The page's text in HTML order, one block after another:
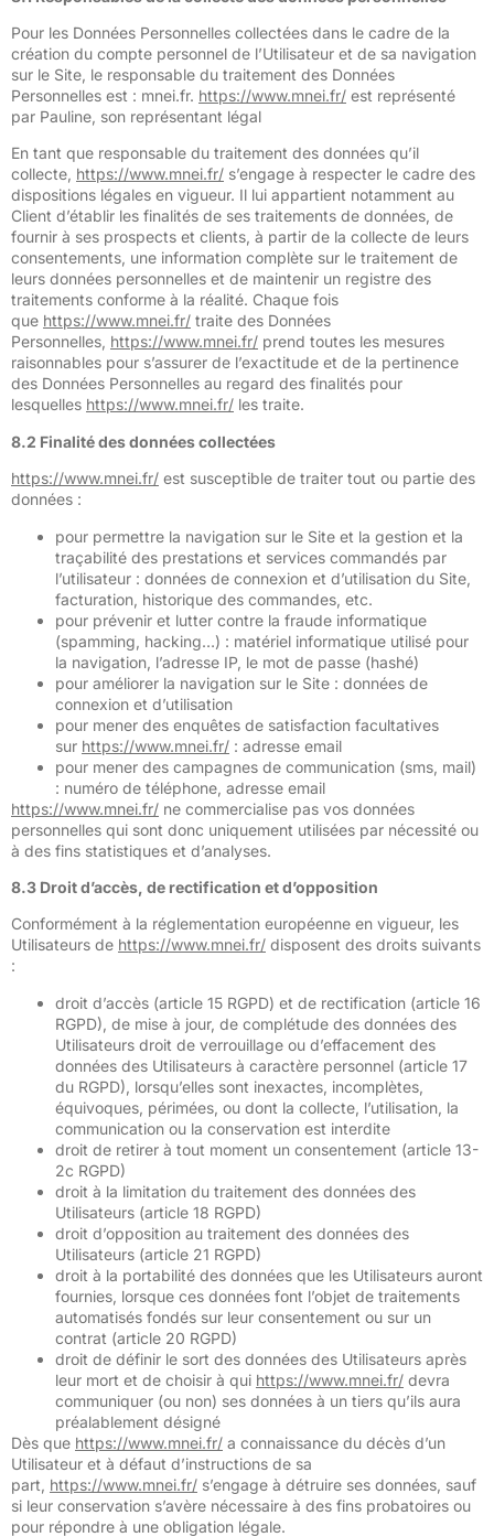
Pour les Données Personnelles collectées dans le cadre de la
création du compte personnel de l’Utilisateur et de sa navigation
sur le Site, le responsable du traitement des Données
Personnelles est : mnei.fr. https://www.mnei.fr/ est représenté
par Pauline, son représentant légal
En tant que responsable du traitement des données qu’il
collecte, https://www.mnei.fr/ s’engage à respecter le cadre des
dispositions légales en vigueur. Il lui appartient notamment au
Client d’établir les finalités de ses traitements de données, de
fournir à ses prospects et clients, à partir de la collecte de leurs
consentements, une information complète sur le traitement de
leurs données personnelles et de maintenir un registre des
traitements conforme à la réalité. Chaque fois
que https://www.mnei.fr/ traite des Données
Personnelles, https://www.mnei.fr/ prend toutes les mesures
raisonnables pour s’assurer de l’exactitude et de la pertinence
des Données Personnelles au regard des finalités pour
lesquelles https://www.mnei.fr/ les traite.
8.2 Finalité des données collectées
https://www.mnei.fr/ est susceptible de traiter tout ou partie des
données :
pour permettre la navigation sur le Site et la gestion et la
traçabilité des prestations et services commandés par
l’utilisateur : données de connexion et d’utilisation du Site,
facturation, historique des commandes, etc.
pour prévenir et lutter contre la fraude informatique
(spamming, hacking…) : matériel informatique utilisé pour
la navigation, l’adresse IP, le mot de passe (hashé)
pour améliorer la navigation sur le Site : données de
connexion et d’utilisation
pour mener des enquêtes de satisfaction facultatives
sur https://www.mnei.fr/ : adresse email
pour mener des campagnes de communication (sms, mail)
: numéro de téléphone, adresse email
https://www.mnei.fr/ ne commercialise pas vos données
personnelles qui sont donc uniquement utilisées par nécessité ou
à des fins statistiques et d’analyses.
8.3 Droit d’accès, de rectification et d’opposition
Conformément à la réglementation européenne en vigueur, les
Utilisateurs de https://www.mnei.fr/ disposent des droits suivants
:
droit d’accès (article 15 RGPD) et de rectification (article 16
RGPD), de mise à jour, de complétude des données des
Utilisateurs droit de verrouillage ou d’effacement des
données des Utilisateurs à caractère personnel (article 17
du RGPD), lorsqu’elles sont inexactes, incomplètes,
équivoques, périmées, ou dont la collecte, l’utilisation, la
communication ou la conservation est interdite
droit de retirer à tout moment un consentement (article 13-
2c RGPD)
droit à la limitation du traitement des données des
Utilisateurs (article 18 RGPD)
droit d’opposition au traitement des données des
Utilisateurs (article 21 RGPD)
droit à la portabilité des données que les Utilisateurs auront
fournies, lorsque ces données font l’objet de traitements
automatisés fondés sur leur consentement ou sur un
contrat (article 20 RGPD)
droit de définir le sort des données des Utilisateurs après
leur mort et de choisir à qui https://www.mnei.fr/ devra
communiquer (ou non) ses données à un tiers qu’ils aura
préalablement désigné
Dès que https://www.mnei.fr/ a connaissance du décès d’un
Utilisateur et à défaut d’instructions de sa
part, https://www.mnei.fr/ s’engage à détruire ses données, sauf
si leur conservation s’avère nécessaire à des fins probatoires ou
pour répondre à une obligation légale.